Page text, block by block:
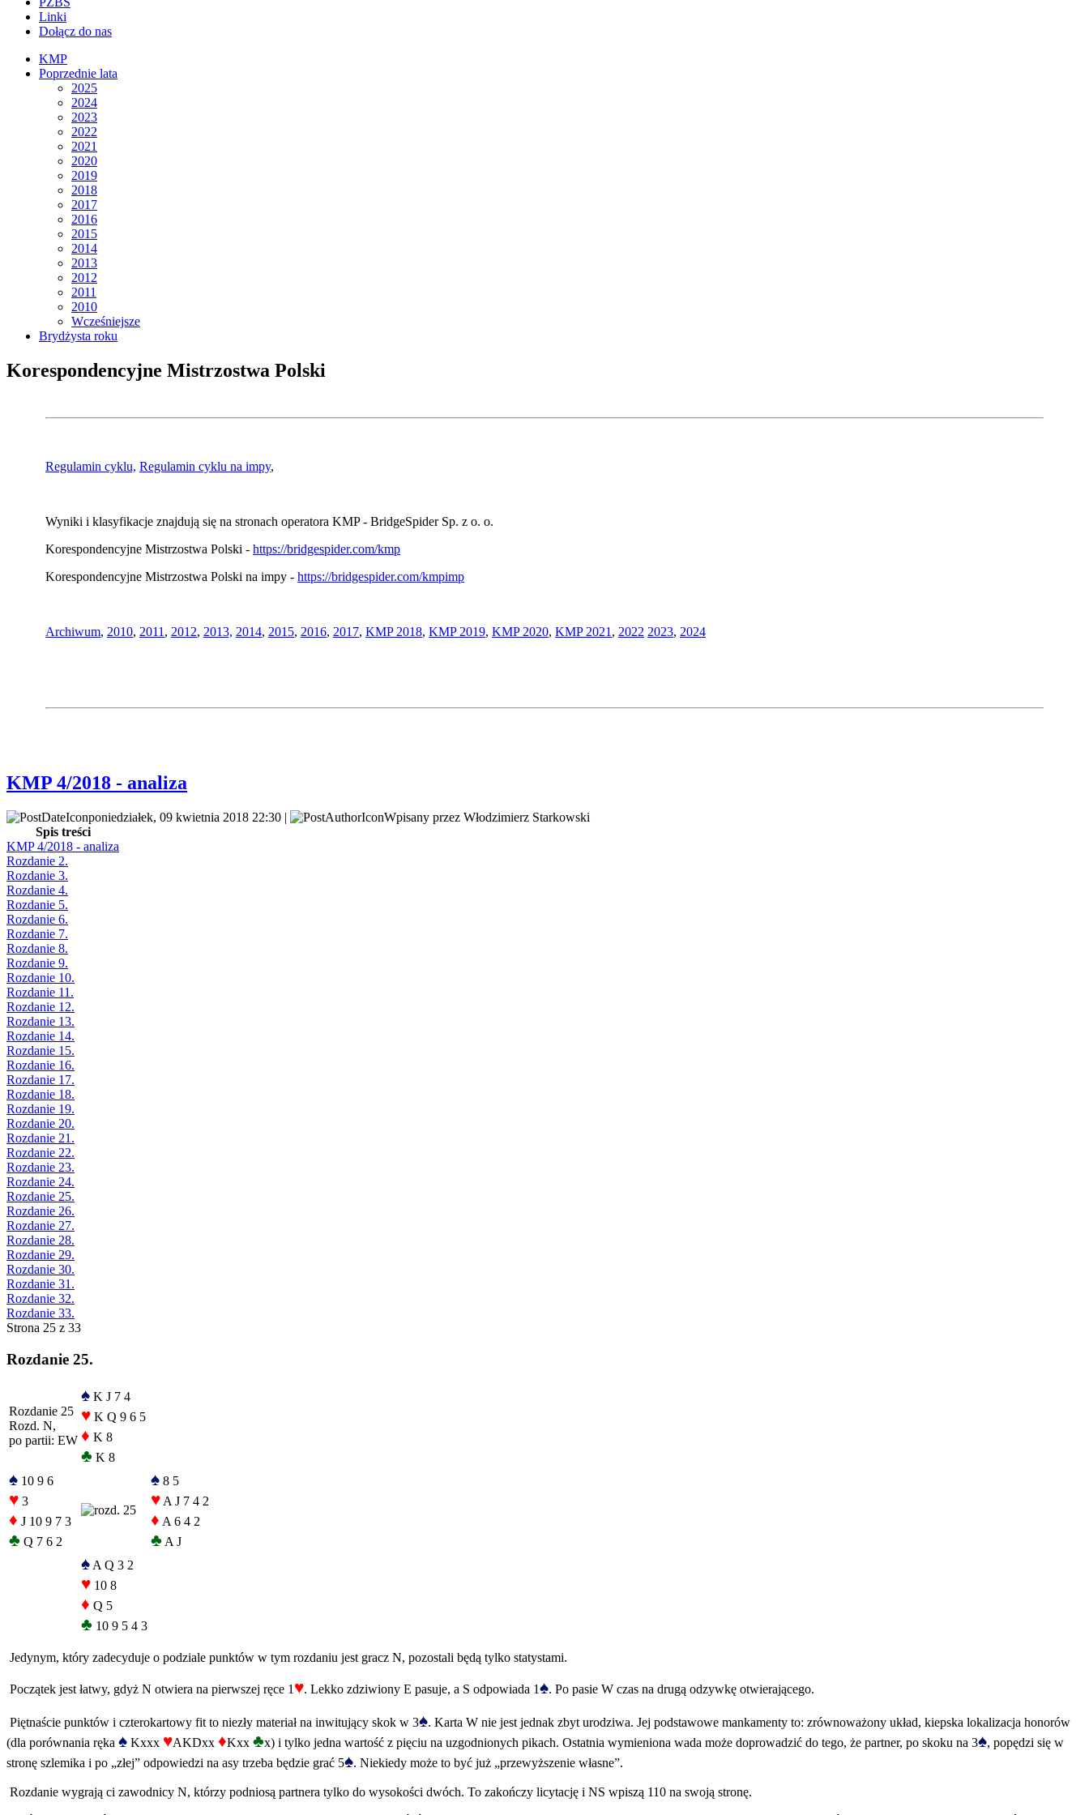
Linki
Dołącz do nas
KMP
Poprzednie lata
2025
2024
2023
2022
2021
2020
2019
2018
2017
2016
2015
2014
2013
2012
2011
2010
Wcześniejsze
Brydżysta roku
Korespondencyjne Mistrzostwa Polski
Regulamin cyklu, Regulamin cyklu na impy,
Wyniki i klasyfikacje znajdują się na stronach operatora KMP - BridgeSpider Sp. z o. o.
Korespondencyjne Mistrzostwa Polski - https://bridgespider.com/kmp
Korespondencyjne Mistrzostwa Polski na impy - https://bridgespider.com/kmpimp
Archiwum, 2010, 2011 , 2012, 2013, 2014, 2015, 2016, 2017, KMP 2018, KMP 2019, KMP 2020, KMP 2021 , 2022 2023, 2024
KMP 4/2018 - analiza
poniedziałek, 09 kwietnia 2018 22:30 |
Wpisany przez Włodzimierz Starkowski
Spis treści
KMP 4/2018 - analiza
Rozdanie 2.
Rozdanie 3.
Rozdanie 4.
Rozdanie 5.
Rozdanie 6.
Rozdanie 7.
Rozdanie 8.
Rozdanie 9.
Rozdanie 10.
Rozdanie 11.
Rozdanie 12.
Rozdanie 13.
Rozdanie 14.
Rozdanie 15.
Rozdanie 16.
Rozdanie 17.
Rozdanie 18.
Rozdanie 19.
Rozdanie 20.
Rozdanie 21.
Rozdanie 22.
Rozdanie 23.
Rozdanie 24.
Rozdanie 25.
Rozdanie 26.
Rozdanie 27.
Rozdanie 28.
Rozdanie 29.
Rozdanie 30.
Rozdanie 31.
Rozdanie 32.
Rozdanie 33.
Strona 25 z 33
Rozdanie 25.
Rozdanie 25
Rozd. N,
po partii: EW
♠ K J 7 4
♥ K Q 9 6 5
♦ K 8
♣ K 8
♠ 10 9 6
♥ 3
♦ J 10 9 7 3
♣ Q 7 6 2
♠ 8 5
♥ A J 7 4 2
♦ A 6 4 2
♣ A J
♠ A Q 3 2
♥ 10 8
♦ Q 5
♣ 10 9 5 4 3
Jedynym, który zadecyduje o podziale punktów w tym rozdaniu jest gracz N, pozostali będą tylko statystami.
Początek jest łatwy, gdyż N otwiera na pierwszej ręce 1 ♥. Lekko zdziwiony E pasuje, a S odpowiada 1♠. Po pasie W czas na drugą odzywkę otwierającego.
Piętnaście punktów i czterokartowy fit to niezły materiał na inwitujący skok w 3♠. Karta W nie jest jednak zbyt urodziwa. Jej podstawowe mankamenty to: zrównoważony układ, kiepska lokalizacja honorów
(dla porównania ręka ♠ Kxxx ♥AKDxx ♦Kxx ♣x) i tylko jedna wartość z pięciu na uzgodnionych pikach. Ostatnia wymieniona wada może doprowadzić do tego, że partner, po skoku na 3♠, popędzi się w
stronę szlemika i po „złej” odpowiedzi na asy trzeba będzie grać 5♠. Niekiedy może to być już „przewyższenie własne”.
Rozdanie wygrają ci zawodnicy N, którzy podniosą partnera tylko do wysokości dwóch. To zakończy licytację i NS wpiszą 110 na swoją stronę.